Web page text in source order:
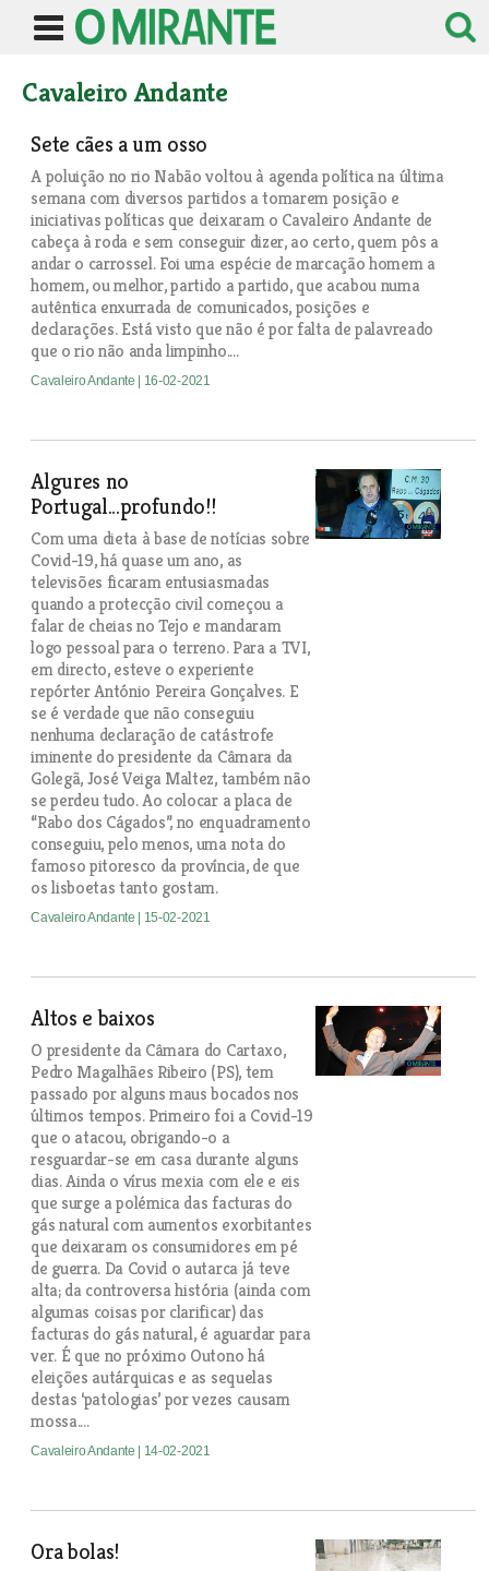
Cavaleiro Andante
Sete cães a um osso
A poluição no rio Nabão voltou à agenda política na última
semana com diversos partidos a tomarem posição e
iniciativas políticas que deixaram o Cavaleiro Andante de
cabeça à roda e sem conseguir dizer, ao certo, quem pôs a
andar o carrossel. Foi uma espécie de marcação homem a
homem, ou melhor, partido a partido, que acabou numa
autêntica enxurrada de comunicados, posições e
declarações. Está visto que não é por falta de palavreado
que o rio não anda limpinho....
Cavaleiro Andante | 16-02-2021
Algures no
Portugal...profundo!!
Com uma dieta à base de notícias sobre
Covid-19, há quase um ano, as
televisões ficaram entusiasmadas
quando a protecção civil começou a
falar de cheias no Tejo e mandaram
logo pessoal para o terreno. Para a TVI,
em directo, esteve o experiente
repórter António Pereira Gonçalves. E
se é verdade que não conseguiu
nenhuma declaração de catástrofe
iminente do presidente da Câmara da
Golegã, José Veiga Maltez, também não
se perdeu tudo. Ao colocar a placa de
“Rabo dos Cágados”, no enquadramento
conseguiu, pelo menos, uma nota do
famoso pitoresco da província, de que
os lisboetas tanto gostam.
Cavaleiro Andante | 15-02-2021
Altos e baixos
O presidente da Câmara do Cartaxo,
Pedro Magalhães Ribeiro (PS), tem
passado por alguns maus bocados nos
últimos tempos. Primeiro foi a Covid-19
que o atacou, obrigando-o a
resguardar-se em casa durante alguns
dias. Ainda o vírus mexia com ele e eis
que surge a polémica das facturas do
gás natural com aumentos exorbitantes
que deixaram os consumidores em pé
de guerra. Da Covid o autarca já teve
alta; da controversa história (ainda com
algumas coisas por clarificar) das
facturas do gás natural, é aguardar para
ver. É que no próximo Outono há
eleições autárquicas e as sequelas
destas ‘patologias’ por vezes causam
mossa....
Cavaleiro Andante | 14-02-2021
Ora bolas!